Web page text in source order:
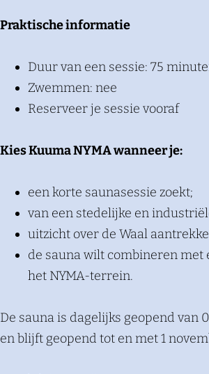
Praktische informatie
Duur van een sessie: 75
Zwemmen: nee
Reserveer je sessie vooraf
Kies Kuuma NYMA wanneer je:
een korte saunasessie zoekt;
van een stedelijke en
uitzicht over de Waal
de sauna wilt combineren met
het NYMA-terrein.
De sauna is dagelijks geopend van
en blijft geopend tot en met 1